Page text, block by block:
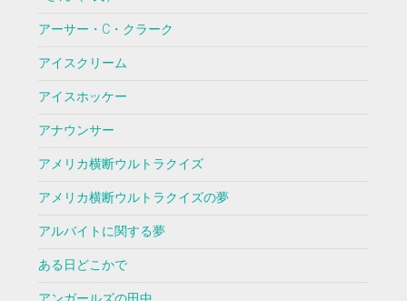
アーサー・C・クラーク
アイスクリーム
アイスホッケー
アナウンサー
アメリカ横断ウルトラクイズ
アメリカ横断ウルトラクイズの夢
アルバイトに関する夢
ある日どこかで